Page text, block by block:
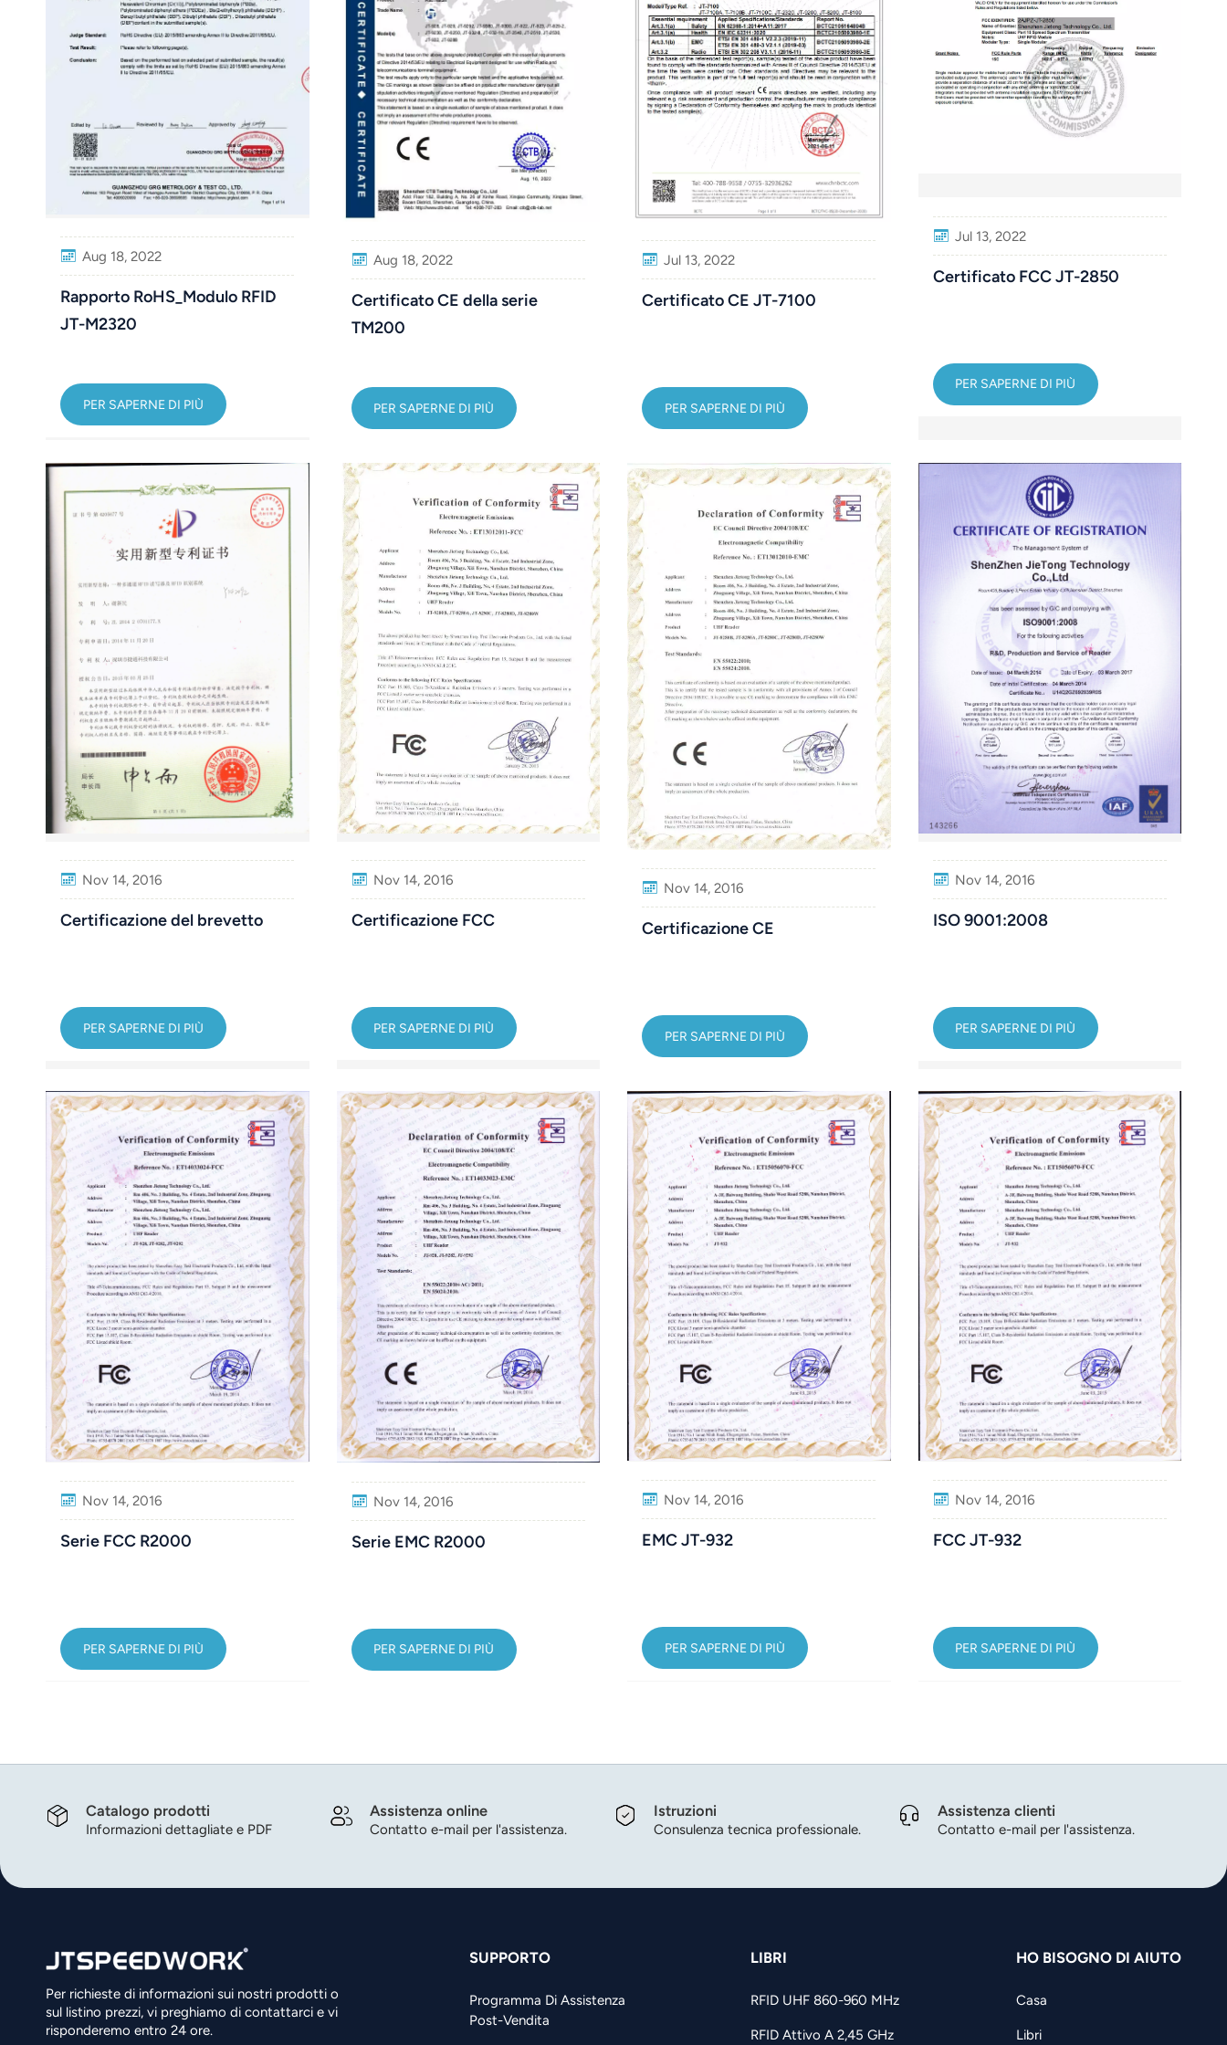
한국어
magyar
Aug 18, 2022
Rapporto RoHS_Modulo RFID
JT-M2320
PER SAPERNE DI PIÙ
Aug 18, 2022
Certificato CE della serie
TM200
PER SAPERNE DI PIÙ
Jul 13, 2022
Certificato CE JT-7100
PER SAPERNE DI PIÙ
Jul 13, 2022
Certificato FCC JT-2850
PER SAPERNE DI PIÙ
Nov 14, 2016
Certificazione del brevetto
PER SAPERNE DI PIÙ
Nov 14, 2016
Certificazione FCC
PER SAPERNE DI PIÙ
Nov 14, 2016
Certificazione CE
PER SAPERNE DI PIÙ
Nov 14, 2016
ISO 9001:2008
PER SAPERNE DI PIÙ
Nov 14, 2016
Serie FCC R2000
PER SAPERNE DI PIÙ
Nov 14, 2016
Serie EMC R2000
PER SAPERNE DI PIÙ
Nov 14, 2016
EMC JT-932
PER SAPERNE DI PIÙ
Nov 14, 2016
FCC JT-932
PER SAPERNE DI PIÙ
Catalogo prodotti
Informazioni dettagliate e PDF
Assistenza online
Contatto e-mail per l'assistenza.
Istruzioni
Consulenza tecnica professionale.
Assistenza clienti
Contatto e-mail per l'assistenza.
Per richieste di informazioni sui nostri prodotti o
sul listino prezzi, vi preghiamo di contattarci e vi
risponderemo entro 24 ore.
SUPPORTO
Programma Di Assistenza
Post-Vendita
LIBRI
RFID UHF 860-960 MHz
RFID Attivo A 2,45 GHz
HO BISOGNO DI AIUTO
Casa
Libri